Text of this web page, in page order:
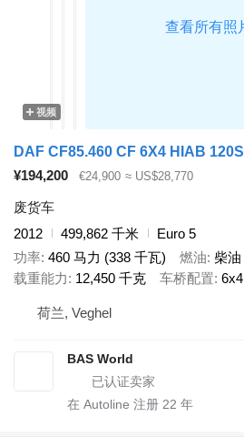
视频
¥194,200 €24,900 ≈ US$28,770
废货车
2012
499,862 千米
Euro 5
功率 460 马力 (338 千瓦) 燃油 柴油
载重能力
12,450 千克 车桥配置 6x4
荷兰, Veghel
BAS World
在 Autoline 注册 22 年